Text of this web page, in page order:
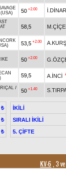
50 +2.00 İ.DİNAR
58,5
53,5 +2.00
50 +2.00
59,5 A.İNCİ
/
50 +1.40
₺
₺
₺
İKİLİ
SIRALI İKİLİ
5. ÇİFTE
KV-6 , 3